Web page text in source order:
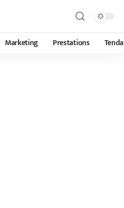
Marketing Prestations